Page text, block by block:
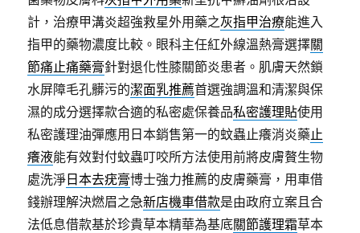
計，治療甲溝炎超強救星外用藥之灰指甲治療能進入
指甲的藥物濃度比較。眼科主任紅外線溫熱膏選擇關
節痛止痛藥膏針對退化性膝關節炎患者。肌膚天然鎖
水屏障毛孔髒污的潔面乳推薦首選強調溫和清潔與保
濕的成分選擇款合適的私密處保養品私密護理貼使用
私密護理油彈應用日本銷售第一的蚊蟲止癢消炎藥止
癢液能有效對付蚊蟲叮咬所方法使用前將皮膚贅生物
處洗淨 日本去疣膏博士強力推薦的皮膚藥膏，用車借
錢辦理解決燃眉之急新店機車借款是由政府立案且合
法低息借款基於珍貴草本精華為基底關節護理霜草本